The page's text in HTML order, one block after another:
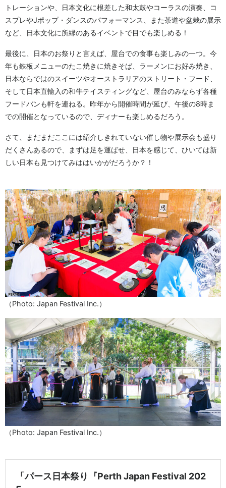
トレーションや、日本文化に根差した和太鼓やコーラスの演奏、コ
スプレやJポップ・ダンスのパフォーマンス、また茶道や盆栽の展示
など、日本文化に所縁のあるイベントで目でも楽しめる！
最後に、日本のお祭りと言えば、屋台での食事も楽しみの一つ。今
年も鉄板メニューのたこ焼きに焼きそば、ラーメンにお好み焼き、
日本ならではのスイーツやオーストラリアのストリート・フード、
そして日本直輸入の和牛テイスティングなど、屋台のみならず各種
フードバンも軒を連ねる。昨年から開催時間が延び、午後の8時ま
での開催となっているので、ディナーも楽しめるだろう。
さて、まだまだここには紹介しきれていない催し物や展示会も盛り
だくさんあるので、まずは足を運ばせ、日本を感じて、ひいては新
しい日本も見つけてみははいかがだろうか？！
（Photo: Japan Festival Inc.）
（Photo: Japan Festival Inc.）
「パース日本祭り『Perth Japan Festival 202